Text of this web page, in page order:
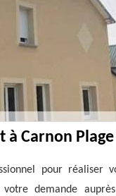
Carnon Plage
pour réaliser
demande